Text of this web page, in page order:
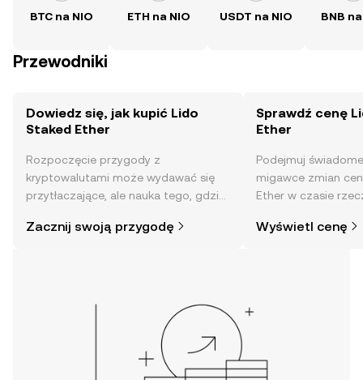
BTC na NIO ETH na NIO USDT na NIO BNB
Przewodniki
Dowiedz się, jak kupić Lido
Staked Ether
Rozpoczęcie przygody z
kryptowalutami może wydawać się
przytłaczające, ale nauka tego, gdzie
mogłoby się wydawać. Rozpocznij
Zacznij swoją przygodę
Sprawdź cenę
Ether
Podejmuj
migawce zmian
Ether w czasie
nie tylko.
Wyświetl cenę